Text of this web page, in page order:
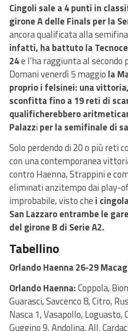
Cingoli sale a 4 punti in
girone A delle Finals per la
ancora qualificata alla
infatti, ha battuto la
24e l’ha raggiunta al secondo
Domani venerdì 5 maggio la
proprio i felsinei: una
sconfitta fino a 19 reti di
qualificherebbero
Palazziper la semifinale di
Solo perdendo di 20 o più reti
con una contemporanea
contro Haenna, Strappini e
eliminati anzitempo dai play-
improbabile, visto che i
San Lazzaro entrambe le
del girone B di Serie A2.
Tabellino
Orlando Haenna 26-29
Orlando Haenna:Coppola,
Guarasci, Savcenco 8, Citro,
Nasca 1, Vasapollo, Loguasto,
Guggino 9, Andolina. All.